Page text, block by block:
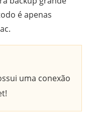
é apenas
uma conexão